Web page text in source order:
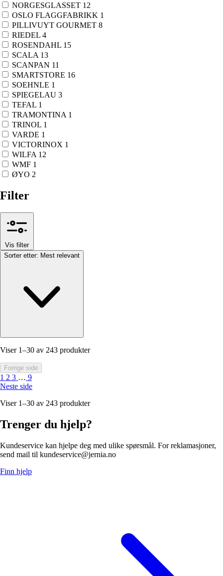
NORGESGLASSET 12
OSLO FLAGGFABRIKK 1
PILLIVUYT GOURMET 8
RIEDEL 4
ROSENDAHL 15
SCALA 13
SCANPAN 11
SMARTSTORE 16
SOEHNLE 1
SPIEGELAU 3
TEFAL 1
TRAMONTINA 1
TRINOL 1
VARDE 1
VICTORINOX 1
WILFA 12
WMF 1
ØYO 2
Filter
Vis filter
Sorter etter: Mest relevant
Viser 1–30 av 243 produkter
Forrige side
1 2 3 … 9
Neste side
Viser 1–30 av 243 produkter
Trenger du hjelp?
Kundeservice kan hjelpe deg med ulike spørsmål. For reklamasjoner,
send mail til kundeservice@jernia.no
Finn hjelp